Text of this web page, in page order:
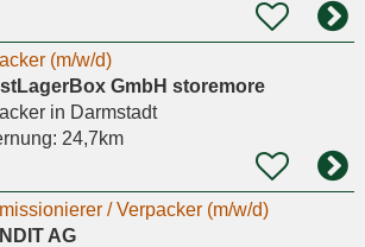
(m/w/d)
GmbH storemore
in Darmstadt
24,7km
/ Verpacker (m/w/d)
AG